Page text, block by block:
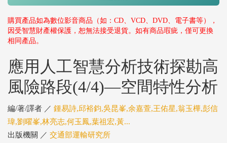
購買產品如為數位影音商品（如：CD、VCD、DVD、電子書等），
因受智慧財產權保護，恕無法接受退貨。如有商品瑕疵，僅可更換
相同產品。
應用人工智慧分析技術探勘高
風險路段(4/4)—空間特性分析
編/著/譯者 ／ 鍾易詩,邱裕鈞,吳昆峯,余嘉萱,王佑星,翁玉樺,彭信
瑋,劉曜峯,林亮志,何玉鳳,葉祖宏,黃...
出版機關 ／ 交通部運輸研究所